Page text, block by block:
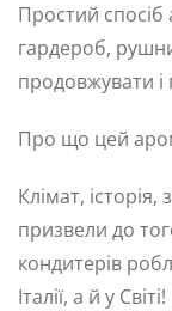
Простий
гардероб,
продовжувати
Про що цей
Клімат,
призвели до
кондитерів
Італії, а й у